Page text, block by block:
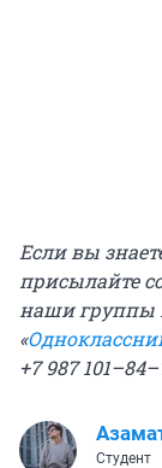
Если вы
присылайте
наши группы
«
+7 987
Студент